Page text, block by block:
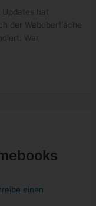
hat
der Weboberfläche
War
einen